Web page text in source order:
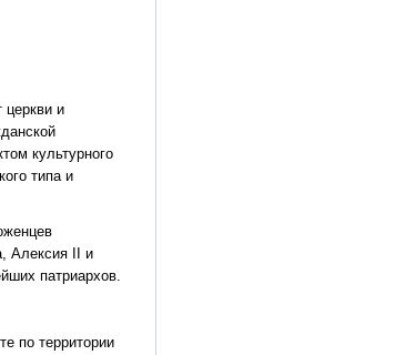
церкви и
культурного
типа и
Алексия II и
патриархов.
по территории